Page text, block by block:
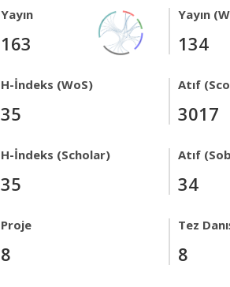
Yayın
163
Yayın
134
H-İndeks (WoS)
35
Atıf
3017
H-İndeks (Scholar)
35
Atıf
34
Proje
8
Tez
8